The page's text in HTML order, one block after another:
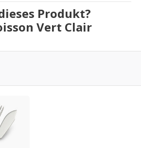
Produkt?
Vert Clair